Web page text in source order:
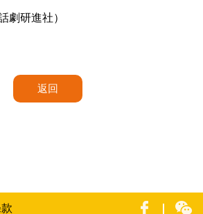
劇研進社）
返回